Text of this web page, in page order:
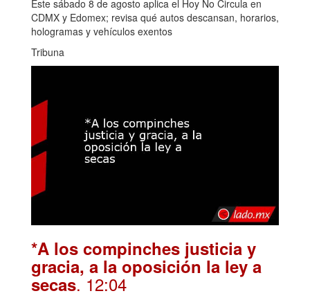
Este sábado 8 de agosto aplica el Hoy No Circula en
CDMX y Edomex; revisa qué autos descansan, horarios,
hologramas y vehículos exentos
Tribuna
*A los compinches justicia y
gracia, a la oposición la ley a
secas. 12:04